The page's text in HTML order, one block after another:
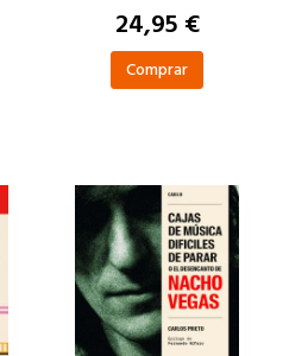
24,95 €
Comprar